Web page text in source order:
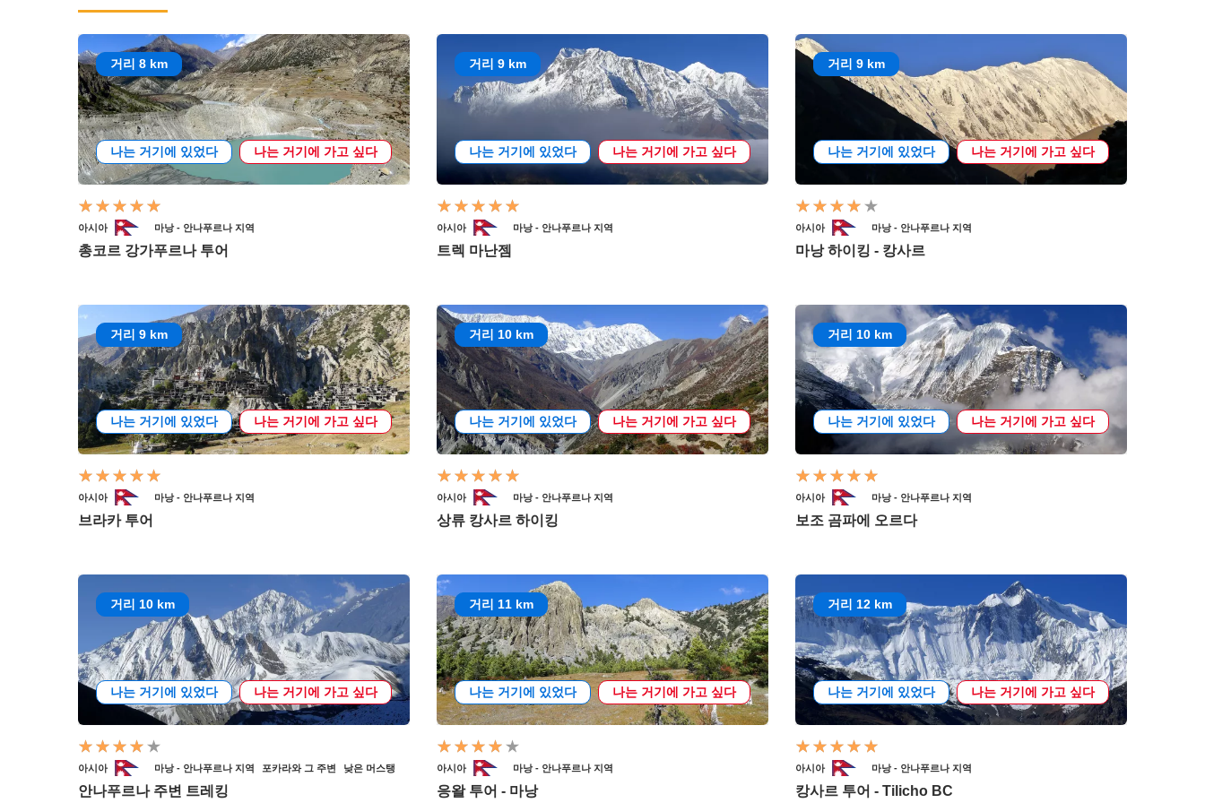
거리 8 km
나는 거기에 있었다 나는 거기에 가고 싶다
아시아 마낭 - 안나푸르나 지역
총코르 강가푸르나 투어
거리 9 km
나는 거기에 있었다 나는 거기에 가고 싶다
아시아 마낭 - 안나푸르나 지역
트렉 마난젬
거리 9 km
나는 거기에 있었다 나는 거기에 가고 싶다
아시아 마낭 - 안나푸르나 지역
마낭 하이킹 - 캉사르
거리 9 km
나는 거기에 있었다 나는 거기에 가고 싶다
아시아 마낭 - 안나푸르나 지역
브라카 투어
거리 10 km
나는 거기에 있었다 나는 거기에 가고 싶다
아시아 마낭 - 안나푸르나 지역
상류 캉사르 하이킹
거리 10 km
나는 거기에 있었다 나는 거기에 가고 싶다
아시아 마낭 - 안나푸르나 지역
보조 곰파에 오르다
거리 10 km
나는 거기에 있었다 나는 거기에 가고 싶다
아시아 마낭 - 안나푸르나 지역 포카라와 그 주변 낮은 머스탱
안나푸르나 주변 트레킹
거리 11 km
나는 거기에 있었다 나는 거기에 가고 싶다
아시아 마낭 - 안나푸르나 지역
응왈 투어 - 마낭
거리 12 km
나는 거기에 있었다 나는 거기에 가고 싶다
아시아 마낭 - 안나푸르나 지역
캉사르 투어 - Tilicho BC